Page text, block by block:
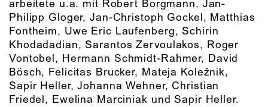
arbeitete u.a. mit Robert Borgmann, Jan-
Philipp Gloger, Jan-Christoph Gockel, Matthias
Fontheim, Uwe Eric Laufenberg, Schirin
Khodadadian, Sarantos Zervoulakos, Roger
Vontobel, Hermann Schmidt-Rahmer, David
Bösch, Felicitas Brucker, Mateja Koležnik,
Sapir Heller, Johanna Wehner, Christian
Friedel, Ewelina Marciniak und Sapir Heller.